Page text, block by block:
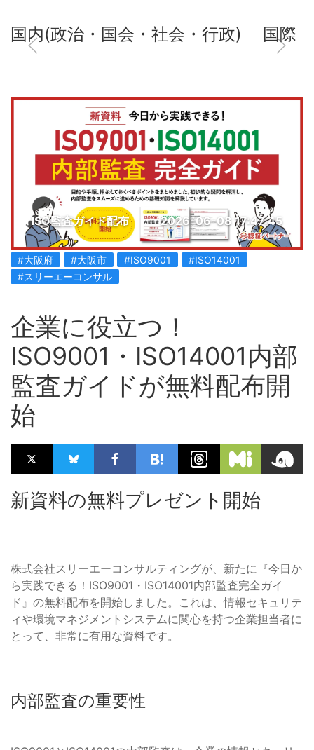
国内(政治・国会・社会・行政) 国際
ISO監査ガイド配布 2026-06-08 17:47:45
#大阪府 #大阪市 #ISO9001
#ISO14001
#スリーエーコンサル
企業に役立つ！
ISO9001・ISO14001内部
監査ガイドが無料配布開
始
新資料の無料プレゼント開始
株式会社スリーエーコンサルティングが、新たに『今日か
ら実践できる！ISO9001・ISO14001内部監査完全ガイ
ド』の無料配布を開始しました。これは、情報セキュリテ
ィや環境マネジメントシステムに関心を持つ企業担当者に
とって、非常に有用な資料です。
内部監査の重要性